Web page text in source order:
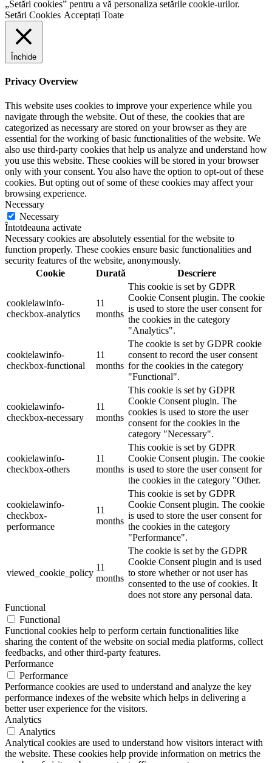
„Setări cookies” pentru a vă personaliza setările cookie-urilor.
Setări Cookies Acceptați Toate
Închide
Privacy Overview
This website uses cookies to improve your experience while you
navigate through the website. Out of these, the cookies that are
categorized as necessary are stored on your browser as they are
essential for the working of basic functionalities of the website. We
also use third-party cookies that help us analyze and understand how
you use this website. These cookies will be stored in your browser
only with your consent. You also have the option to opt-out of these
cookies. But opting out of some of these cookies may affect your
browsing experience.
Necessary
Necessary
Întotdeauna activate
Necessary cookies are absolutely essential for the website to
function properly. These cookies ensure basic functionalities and
security features of the website, anonymously.
Cookie
Durată Descriere
cookielawinfo-
checkbox-analytics
11
months
This cookie is set by GDPR
Cookie Consent plugin. The cookie
is used to store the user consent for
the cookies in the category
"Analytics".
cookielawinfo-
checkbox-functional
11
months
The cookie is set by GDPR cookie
consent to record the user consent
for the cookies in the category
"Functional".
cookielawinfo-
checkbox-necessary
11
months
This cookie is set by GDPR
Cookie Consent plugin. The
cookies is used to store the user
consent for the cookies in the
category "Necessary".
cookielawinfo-
checkbox-others
11
months
This cookie is set by GDPR
Cookie Consent plugin. The cookie
is used to store the user consent for
the cookies in the category "Other.
cookielawinfo-
checkbox-
performance
11
months
This cookie is set by GDPR
Cookie Consent plugin. The cookie
is used to store the user consent for
the cookies in the category
"Performance".
viewed_cookie_policy
11
months
The cookie is set by the GDPR
Cookie Consent plugin and is used
to store whether or not user has
consented to the use of cookies. It
does not store any personal data.
Functional
Functional
Functional cookies help to perform certain functionalities like
sharing the content of the website on social media platforms, collect
feedbacks, and other third-party features.
Performance
Performance
Performance cookies are used to understand and analyze the key
performance indexes of the website which helps in delivering a
better user experience for the visitors.
Analytics
Analytics
Analytical cookies are used to understand how visitors interact with
the website. These cookies help provide information on metrics the